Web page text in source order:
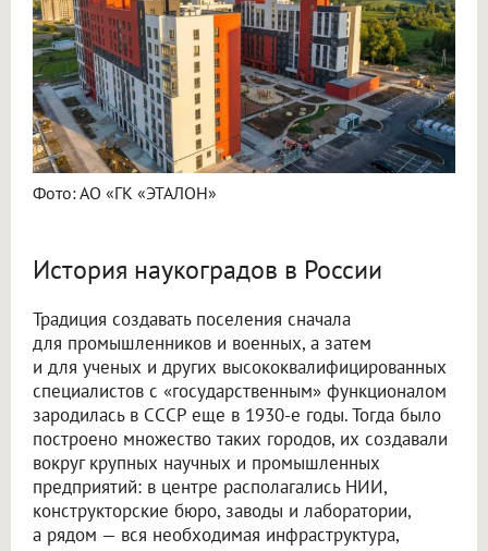
Фото: АО «ГК «ЭТАЛОН»
История наукоградов в России
Традиция создавать поселения сначала
для промышленников и военных, а затем
и для ученых и других высококвалифицированных
специалистов с «государственным» функционалом
зародилась в СССР еще в 1930-е годы. Тогда было
построено множество таких городов, их создавали
вокруг крупных научных и промышленных
предприятий: в центре располагались НИИ,
конструкторские бюро, заводы и лаборатории,
а рядом — вся необходимая инфраструктура,